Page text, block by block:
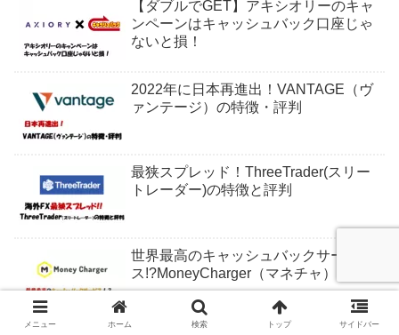
【ダブルでGET】アキシオリーのキャ
ンペーンはキャッシュバック口座じゃ
ないと損！
2022年に日本再進出！VANTAGE（ヴ
ァンテージ）の特徴・評判
最狭スプレッド！ThreeTrader(スリー
トレーダー)の特徴と評判
世界最高のキャッシュバックサービ
ス!?MoneyCharger（マネチャ）とは
メニュー ホーム 検索 トップ サイドバー